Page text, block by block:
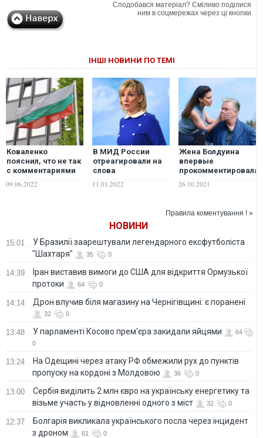
Сподобався матеріал? Сміливо поділися
ним в соцмережах через ці кнопки
ІНШІ НОВИНИ ПО ТЕМІ
Коваленко
пояснил, что не так
с комментариями
позиции Болгарии
09.06.2022
В МИД России
отреагировали на
слова
пригрозившего
11.01.2022
Жена Болдуина
впервые
прокомментировала
Гатчинс
26.10.2021
Правила коментування ! »
НОВИНИ
15:01
У Бразилії заарештували легендарного ексфутболіста
"Шахтаря"
35 0
14:39
Іран виставив вимоги до США для відкриття Ормузької
протоки
64 0
14:14 Дрон влучив біля магазину на Чернігівщині: є поранені
32 0
13:48 У парламенті Косово прем'єра закидали яйцями
64
0
13:24
На Одещині через атаку РФ обмежили рух до пунктів
пропуску на кордоні з Молдовою
36 0
13:00
Сербія виділить 2 млн євро на українську енергетику та
візьме участь у відновленні одного з міст
32 0
12:37
Болгарія викликала українського посла через інцидент
з дроном
61 0